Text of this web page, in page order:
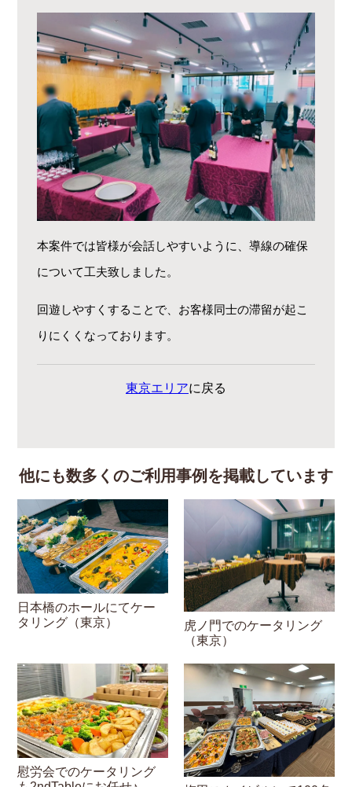
本案件では皆様が会話しやすいように、導線の確保
について工夫致しました。
回遊しやすくすることで、お客様同士の滞留が起こ
りにくくなっております。
東京エリアに戻る
他にも数多くのご利用事例を掲載しています
日本橋のホールにてケー
タリング（東京）
虎ノ門でのケータリング
（東京）
慰労会でのケータリング